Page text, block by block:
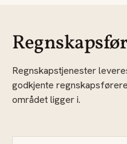
Regnskapstjenester
godkjente
området ligger i.